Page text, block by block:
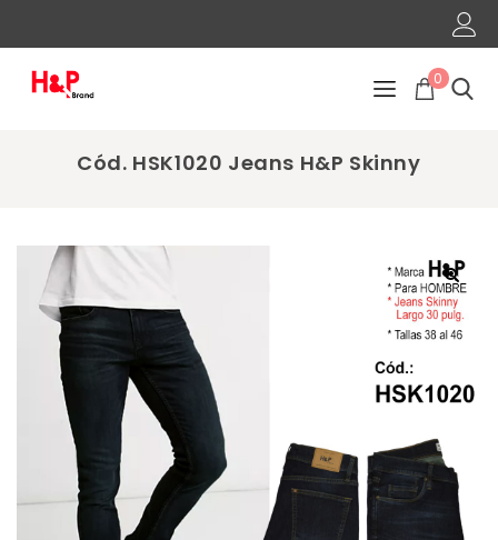
0
Cód. HSK1020 Jeans H&P Skinny
🔍